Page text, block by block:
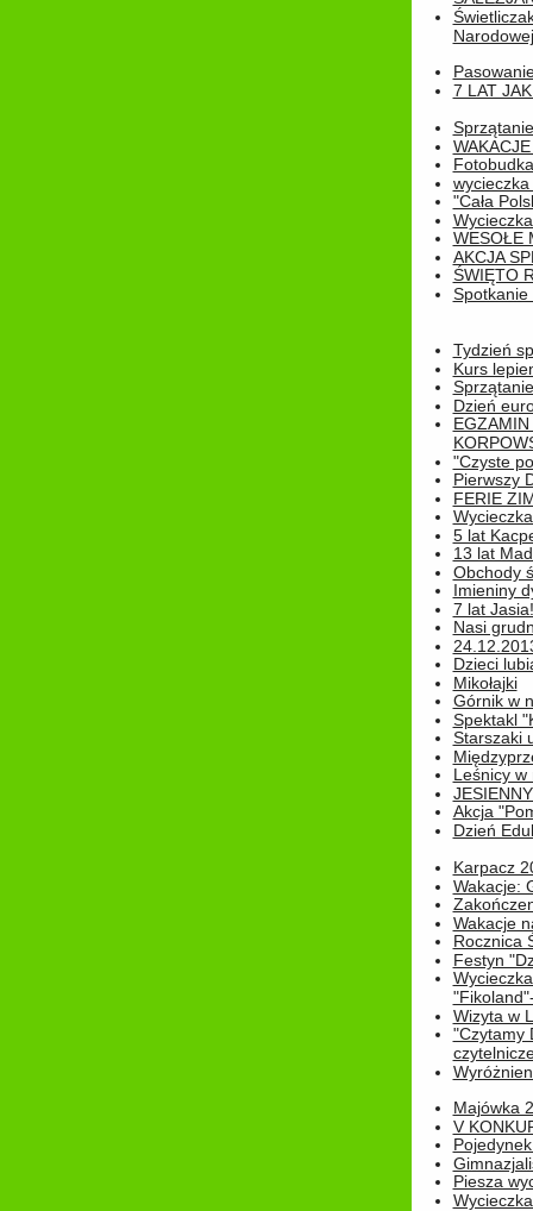
Narodowej
7 LAT
Fotobudka
"Cała
WESOŁE
AKCJA
ŚWIĘTO
Spotkanie
Tydzień
Kurs
Dzień
"Czyste
Pierwszy
FERIE
5 lat
13 lat
Obchody
Imieniny
7 lat Jasia!
Nasi
Dzieci
Mikołajki
Górnik w
Spektakl
Starszaki
Leśnicy w
Akcja
Dzień
Karpacz
Wakacje:
Wakacje
Rocznica
Festyn
Wizyta w
"Czytamy
Majówka
V
Piesza